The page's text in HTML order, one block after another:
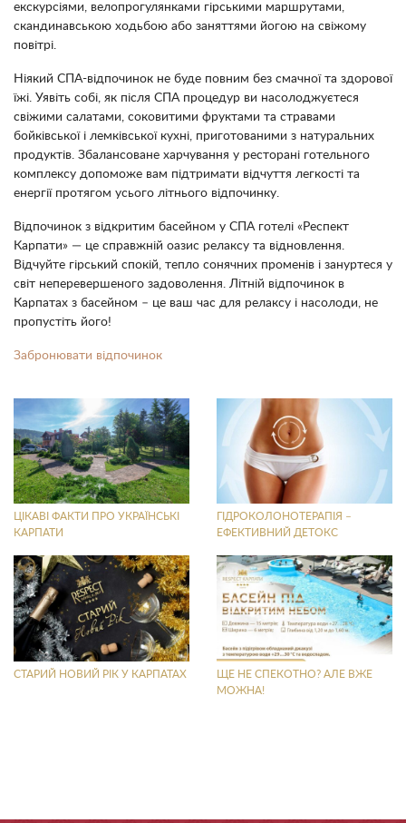
екскурсіями, велопрогулянками гірськими маршрутами,
скандинавською ходьбою або заняттями йогою на свіжому
повітрі.
Ніякий СПА-відпочинок не буде повним без смачної та здорової
їжі. Уявіть собі, як після СПА процедур ви насолоджуєтеся
свіжими салатами, соковитими фруктами та стравами
бойківської і лемківської кухні, приготованими з натуральних
продуктів. Збалансоване харчування у ресторані готельного
комплексу допоможе вам підтримати відчуття легкості та
енергії протягом усього літнього відпочинку.
Відпочинок з відкритим басейном у СПА готелі «Респект
Карпати» — це справжній оазис релаксу та відновлення.
Відчуйте гірський спокій, тепло сонячних променів і зануртеся у
світ неперевершеного задоволення. Літній відпочинок в
Карпатах з басейном – це ваш час для релаксу і насолоди, не
пропустіть його!
Забронювати відпочинок
ЦІКАВІ ФАКТИ ПРО УКРАЇНСЬКІ
КАРПАТИ
ГІДРОКОЛОНОТЕРАПІЯ –
ЕФЕКТИВНИЙ ДЕТОКС
СТАРИЙ НОВИЙ РІК У КАРПАТАХ
ЩЕ НЕ СПЕКОТНО? АЛЕ ВЖЕ
МОЖНА!